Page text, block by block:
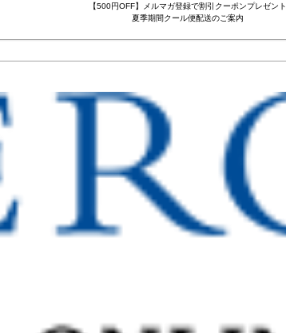
【500円OFF】メルマガ登録で割引クーポンプレゼント
夏季期間クール便配送のご案内